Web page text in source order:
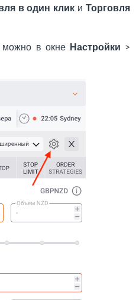
в один клик иТорговля
можно в окне Настройки >